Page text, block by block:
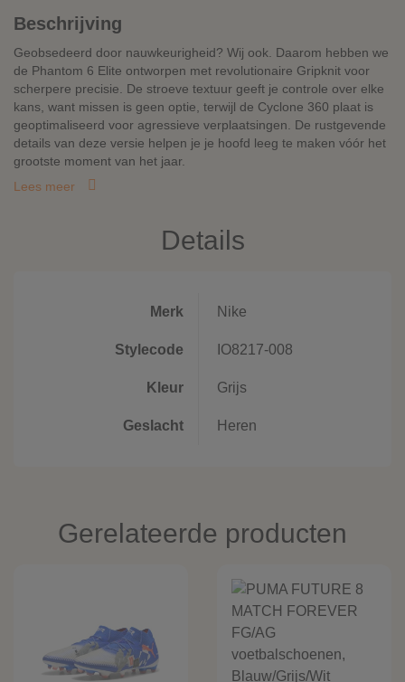
Beschrijving
Geobsedeerd door nauwkeurigheid? Wij ook. Daarom hebben we
de Phantom 6 Elite ontworpen met revolutionaire Gripknit voor
scherpere precisie. De stroeve textuur geeft je controle over elke
kans, want missen is geen optie, terwijl de Cyclone 360 plaat is
geoptimaliseerd voor agressieve verplaatsingen. De rustgevende
details van deze versie helpen je je hoofd leeg te maken vóór het
grootste moment van het jaar.
Lees meer
Details
Merk Nike
Stylecode IO8217-008
Kleur Grijs
Geslacht Heren
Gerelateerde producten